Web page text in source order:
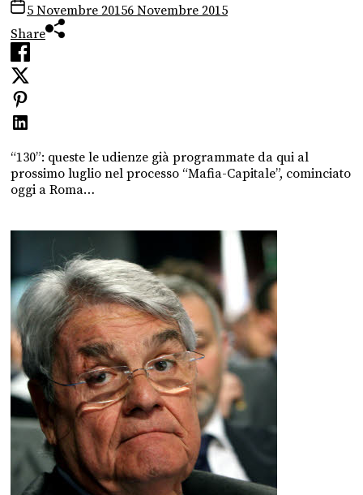
5 Novembre 20156 Novembre 2015
Share
“130”: queste le udienze già programmate da qui al
prossimo luglio nel processo “Mafia-Capitale”, cominciato
oggi a Roma…